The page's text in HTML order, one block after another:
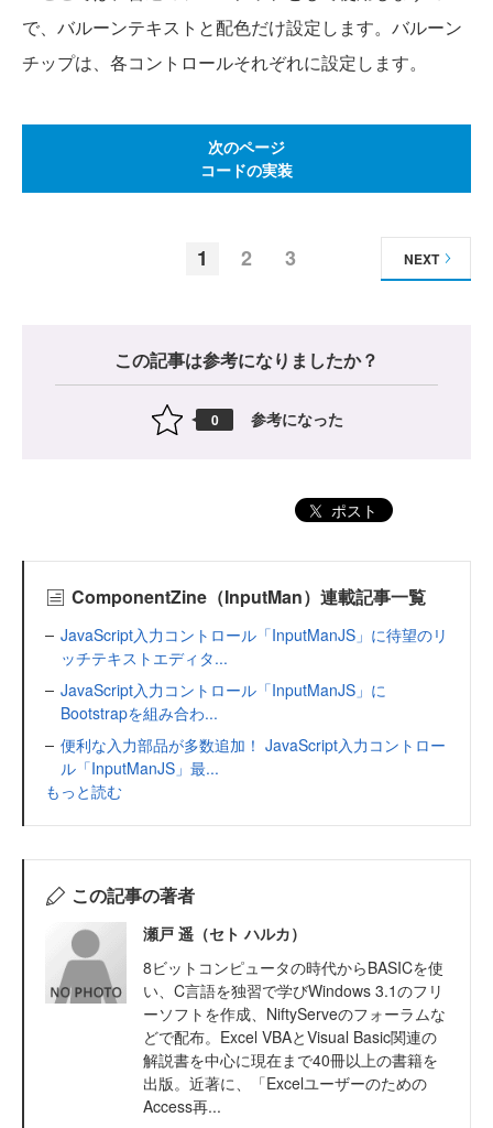
で、バルーンテキストと配色だけ設定します。バルーン
チップは、各コントロールそれぞれに設定します。
次のページ
コードの実装
1 2 3 NEXT
この記事は参考になりましたか？
0 参考になった
ポスト
ComponentZine（InputMan）連載記事一覧
JavaScript入力コントロール「InputManJS」に待望のリ
ッチテキストエディタ...
JavaScript入力コントロール「InputManJS」に
Bootstrapを組み合わ...
便利な入力部品が多数追加！ JavaScript入力コントロー
ル「InputManJS」最...
もっと読む
この記事の著者
瀬戸 遥（セト ハルカ）
8ビットコンピュータの時代からBASICを使
い、C言語を独習で学びWindows 3.1のフリ
ーソフトを作成、NiftyServeのフォーラムな
どで配布。Excel VBAとVisual Basic関連の
解説書を中心に現在まで40冊以上の書籍を
出版。近著に、「Excelユーザーのための
Access再...